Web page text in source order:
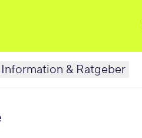
Information & Ratgeber